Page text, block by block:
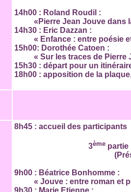
14h00 : Roland Roudil :
«Pierre Jean Jouve dans
14h30 : Eric Dazzan :
« Enfance : entre poésie
15h00: Dorothée Catoen :
« Sur les traces de
15h30 : départ pour un
18h00 : apposition de la
8h45 : accueil des participants
3èmepartie
9h00 : Béatrice Bonhomme :
« Jouve : entre roman et